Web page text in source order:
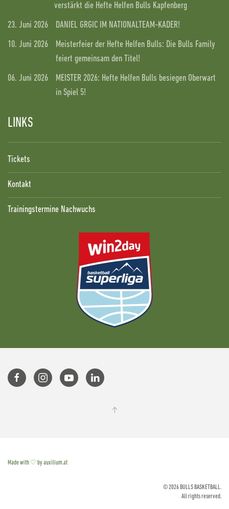
verstärkt die Hefte Helfen Bulls Kapfenberg
23. Juni 2026
DANIEL GRGIC IM NATIONALTEAM-KADER!
10. Juni 2026
Meisterfeier der Hefte Helfen Bulls: Die Bulls Family
feiert gemeinsam den Titel!
06. Juni 2026
MEISTER 2026: Hefte Helfen Bulls besiegen Oberwart
in Spiel 5!
LINKS
Tickets
Kontakt
Trainingstermine Nachwuchs
Made with ♡ by auxilium.at
©2026 BULLS BASKETBALL.
All rights reserved.